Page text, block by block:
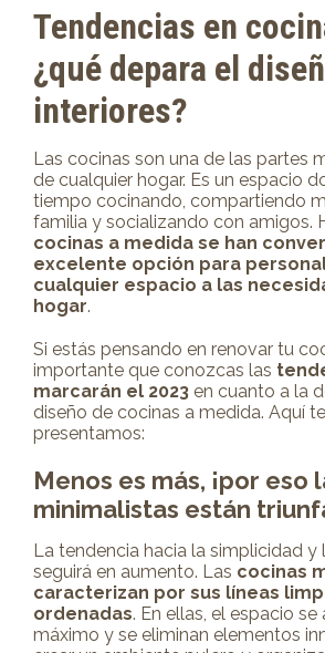
Tendencias en
¿qué depara el
interiores?
Las cocinas son una de las partes
de cualquier hogar. Es un espacio
tiempo cocinando, compartiendo
familia y socializando con amigos.
cocinas a medida se han
excelente opción para
cualquier espacio a las
hogar.
Si estás pensando en renovar tu
importante que conozcas las
marcarán el 2023 en cuanto a la
diseño de cocinas a medida. Aquí
presentamos:
Menos es más, ¡por eso
minimalistas están
La tendencia hacia la simplicidad y
seguirá en aumento. Las cocinas
caracterizan por sus líneas
ordenadas. En ellas, el espacio
máximo y se eliminan elementos